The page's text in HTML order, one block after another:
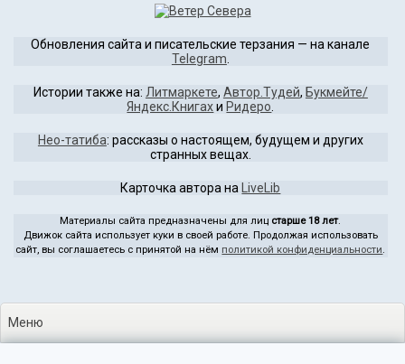
содержимому
Обновления сайта и писательские терзания — на канале
Telegram
Истории также на: Литмаркете, Автор.Тудей, Букмейте/
Яндекс.Книгахи Ридеро
Нео-татиба: рассказы о настоящем, будущем и других
странных вещах.
Карточка автора на LiveLib
Материалы сайта предназначены для лиц старше 18 лет.
Движок сайта использует куки в своей работе. Продолжая использовать
сайт, вы соглашаетесь с принятой на нём политикой конфиденциальности.
Меню